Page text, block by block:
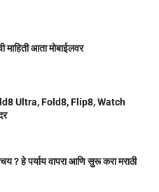
माहिती आता मोबाईलवर
Ultra, Fold8, Flip8, Watch
? हे पर्याय वापरा आणि सुरू करा मराठी